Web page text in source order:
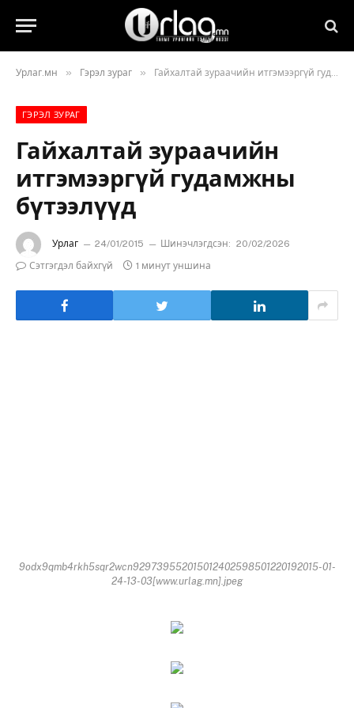
Урлаг.мн » Гэрэл зураг » Гайхалтай зураачийн итгэмээргүй гудамжны бүтээлүүд
ГЭРЭЛ ЗУРАГ
Гайхалтай зураачийн
итгэмээргүй гудамжны
бүтээлүүд
Урлаг 24/01/2015 Шинэчлэгдсэн: 20/02/2026
Сэтгэгдэл байхгүй
1 минут уншина
9odx9qmb4rkh5sqr2wcn929739552015012402598501220192015-01-
24-13-03[www.urlag.mn].jpeg